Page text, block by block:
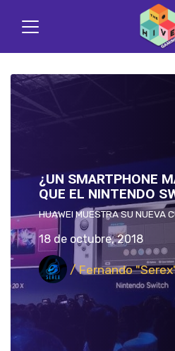
¿UN SMARTPHONE
QUE EL NINTENDO
HUAWEI MUESTRA SU NUEVA
18 de octubre, 2018
/ Fernando